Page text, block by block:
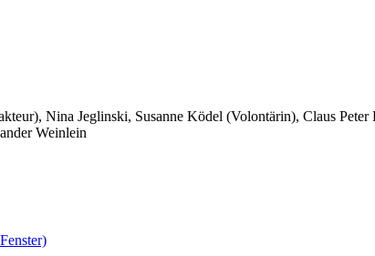
Nina Jeglinski, Susanne Ködel (Volontärin), Claus Peter
Weinlein